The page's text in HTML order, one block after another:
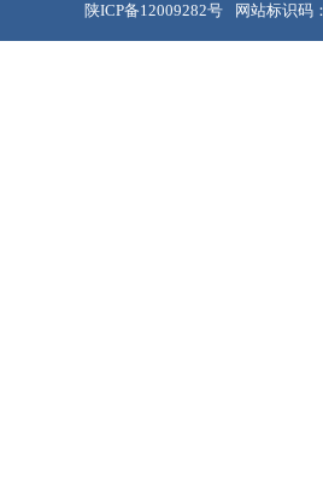
陕ICP备12009282号
网站标识码